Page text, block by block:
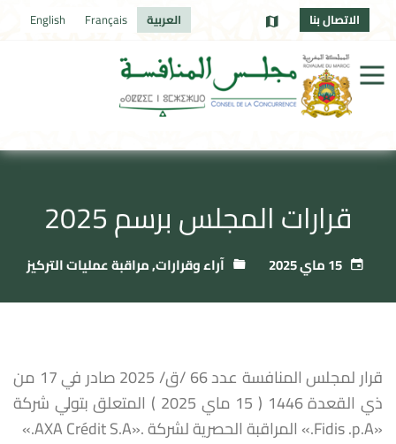
الاتصال بنا العربية Français
English
قرارات المجلس برسم 2025
آراء وقرارات,مراقبة عمليات التركيز
قرار لمجلس المنافسة عدد 66 /ق/ 2025 صادر في 17 من
ذي القعدة 1446 ( 15 ماي 2025 ) المتعلق بتولي شركة
«Fidis .p.A.» المراقبة الحصرية لشركة .«AXA Crédit S.A.»